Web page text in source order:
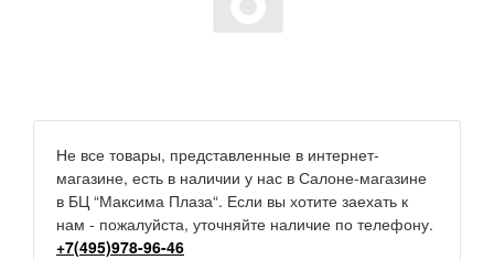
Не все товары, представленные в интернет-
магазине, есть в наличии у нас в Салоне-магазине
в БЦ “Максима Плаза“. Если вы хотите заехать к
нам - пожалуйста, уточняйте наличие по телефону.
+7(495)978-96-46